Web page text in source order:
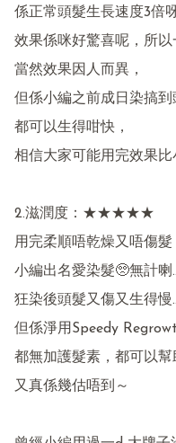
係正常頭髮生長速度3倍
效果係咪好驚喜呢，所以
當然效果因人而異，
但係小編之前成日染搞到
都可以生得咁快，
相信大家可能用完效果比
2.滋潤度：★★★★★
用完柔順唔乾燥又唔傷髮
小編出名愛染髮🥺無計喇
狂染後頭髮又傷又生得慢
但係淨用Speedy
都無加護髮素，都可以幫
又真係幾估唔到～